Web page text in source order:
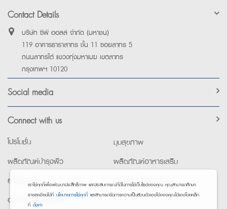
Contact Details
บริษัท ซีพี ออลล์ จำกัด (มหาชน)
119 อาคารธาราสาทร ชั้น 11 ซอยสาทร 5
ถนนสาทรใต้ แขวงทุ่งมหาเมฆ เขตสาทร
กรุงเทพฯ 10120
Social media
Connect with us
โปรโมชั่น
มุมสุขภาพ
ผลิตภัณฑ์บำรุงผิว
ผลิตภัณฑ์อาหารเสริม
ยาใช้เฉพาะที่
อุปกรณ์เพื่อสุขภาพ
อาหารทางการแพทย์
เราใช้คุกกี้เพื่อพัฒนาประสิทธิภาพ และประสบการณ์ที่ดีในการใช้เว็บไซต์ของคุณ คุณสามารถศึกษา
รายละเอียดได้ที่ นโยบายการใช้คุกกี้ และสามารถจัดการความเป็นส่วนตัวเองได้ของคุณได้เองโดยคลิก
ที่ ตั้งค่า